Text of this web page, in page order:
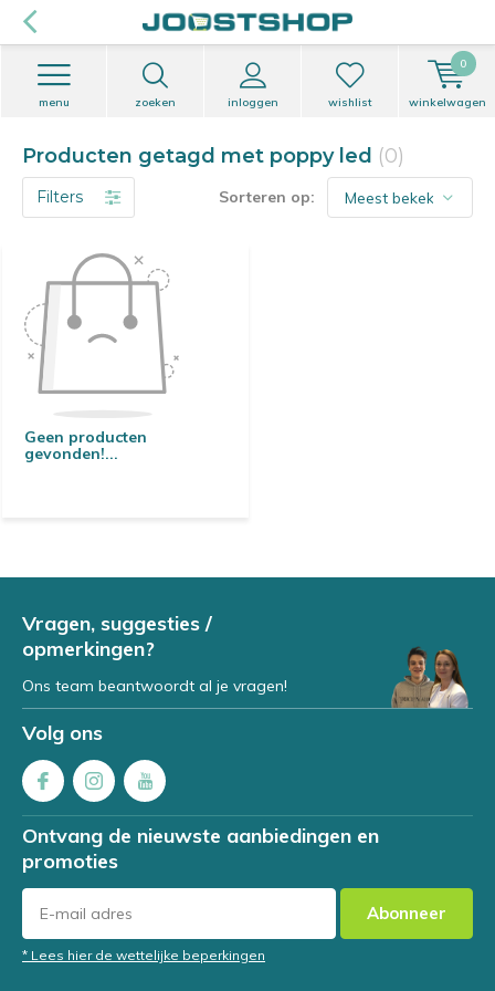
zoeken inloggen
menu wishlist winkelwagen
0
Producten getagd met poppy led (0)
Filters Sorteren op:
Geen producten
gevonden!...
Vragen, suggesties /
opmerkingen?
Ons team beantwoordt al je vragen!
Volg ons
Ontvang de nieuwste aanbiedingen en
promoties
Abonneer
* Lees hier de wettelijke beperkingen